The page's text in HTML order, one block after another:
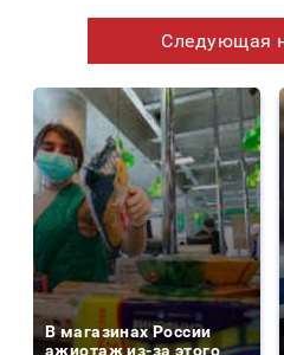
Следующая
В магазинах России
ажиотаж из-за этого